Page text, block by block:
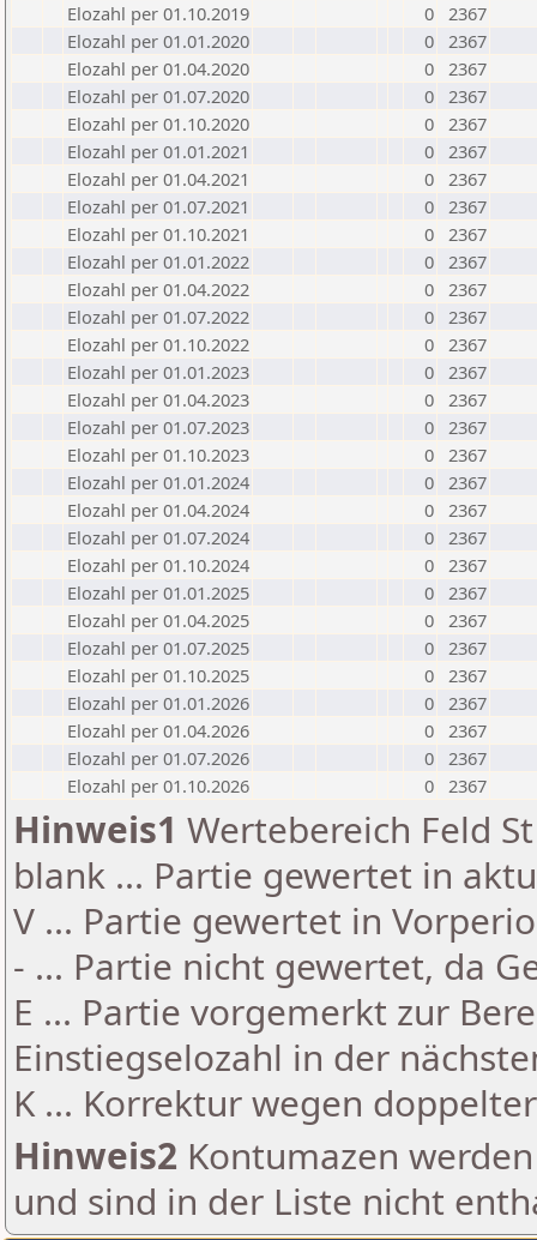
Elozahl per 01.10.2019
0 2367
Elozahl per 01.01.2020
0 2367
Elozahl per 01.04.2020
0 2367
Elozahl per 01.07.2020
0 2367
Elozahl per 01.10.2020
0 2367
Elozahl per 01.01.2021
0 2367
Elozahl per 01.04.2021
0 2367
Elozahl per 01.07.2021
0 2367
Elozahl per 01.10.2021
0 2367
Elozahl per 01.01.2022
0 2367
Elozahl per 01.04.2022
0 2367
Elozahl per 01.07.2022
0 2367
Elozahl per 01.10.2022
0 2367
Elozahl per 01.01.2023
0 2367
Elozahl per 01.04.2023
0 2367
Elozahl per 01.07.2023
0 2367
Elozahl per 01.10.2023
0 2367
Elozahl per 01.01.2024
0 2367
Elozahl per 01.04.2024
0 2367
Elozahl per 01.07.2024
0 2367
Elozahl per 01.10.2024
0 2367
Elozahl per 01.01.2025
0 2367
Elozahl per 01.04.2025
0 2367
Elozahl per 01.07.2025
0 2367
Elozahl per 01.10.2025
0 2367
Elozahl per 01.01.2026
0 2367
Elozahl per 01.04.2026
0 2367
Elozahl per 01.07.2026
0 2367
Elozahl per 01.10.2026
0 2367
Hinweis1 Wertebereich Feld
blank ... Partie gewertet in
V ... Partie gewertet in
- ... Partie nicht gewertet, da
E ... Partie vorgemerkt zur
Einstiegselozahl in der
K ... Korrektur wegen
Hinweis2 Kontumazen
und sind in der Liste nicht